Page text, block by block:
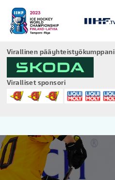
Virallinen pääyhteistyökumppani
Viralliset sponsori
PELIT